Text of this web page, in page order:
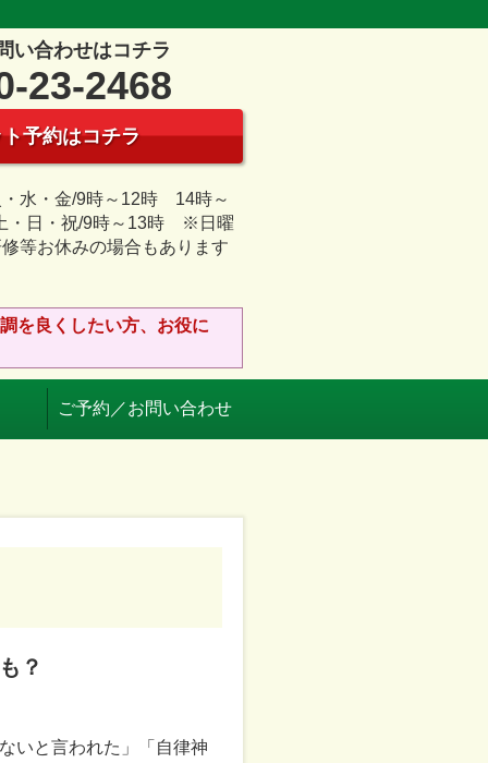
い合わせはコチラ
23-2468
予約はコチラ
・水・金/9時～12時 14時～
・日・祝/9時～13時 ※日曜
等お休みの場合もあります
を良くしたい方、お役に
ご予約／お問い合わせ
？
いと言われた」「自律神